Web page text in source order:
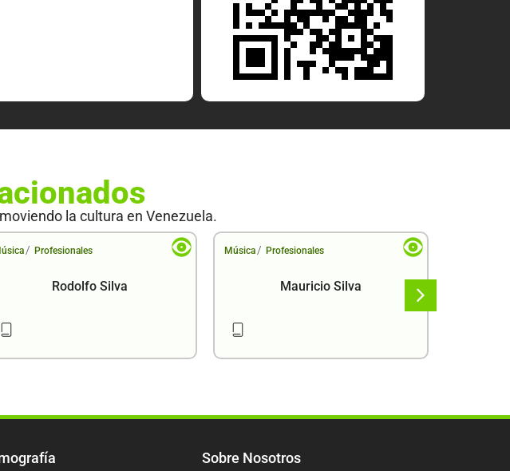
la cultura en Venezuela.
/ Profesionales
Rodolfo Silva
Música / Profesionales
Mauricio Silva
Sobre Nosotros